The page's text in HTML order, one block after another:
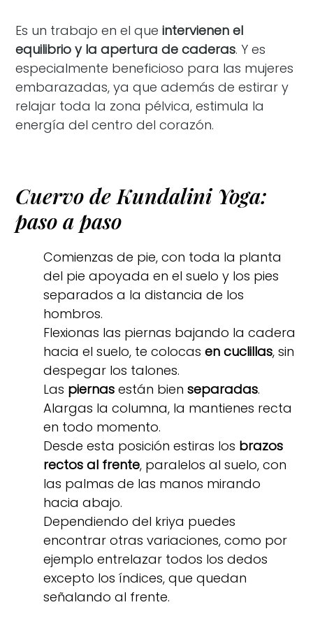
Es un trabajo en el queintervienen el
equilibrio y la apertura de caderas. Y es
especialmente beneficioso para las mujeres
embarazadas, ya que además de estirar y
relajar toda la zona pélvica, estimula la
energía del centro del corazón.
Cuervo de Kundalini Yoga:
paso a paso
Comienzas de pie, con toda la planta
del pie apoyada en el suelo y los pies
separados a la distancia de los
hombros.
Flexionas las piernas bajando la cadera
hacia el suelo, te colocasen cuclillas, sin
despegar los talones.
Las piernas están bienseparadas.
Alargas la columna, la mantienes recta
en todo momento.
Desde esta posición estiras los brazos
rectos al frente, paralelos al suelo, con
las palmas de las manos mirando
hacia abajo.
Dependiendo del kriya puedes
encontrar otras variaciones, como por
ejemplo entrelazar todos los dedos
excepto los índices, que quedan
señalando al frente.